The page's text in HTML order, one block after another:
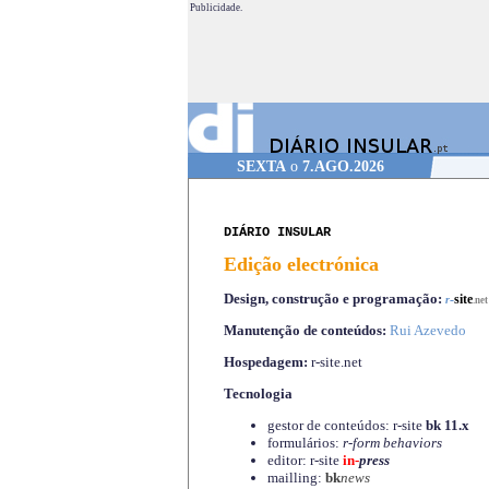
Publicidade.
SEXTAo 7.AGO.2026
DIÁRIO INSULAR
Edição electrónica
Design, construção e programação: r-site.net
Manutenção de conteúdos: Rui Azevedo
Hospedagem: r-site.net
Tecnologia
gestor de conteúdos: r-site bk 11.x
formulários: r-form behaviors
editor: r-site in-press
mailling: bknews